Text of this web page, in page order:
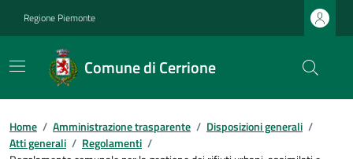
Regione Piemonte
Comune di Cerrione
Home / Amministrazione trasparente / Disposizioni generali /
Atti generali / Regolamenti /